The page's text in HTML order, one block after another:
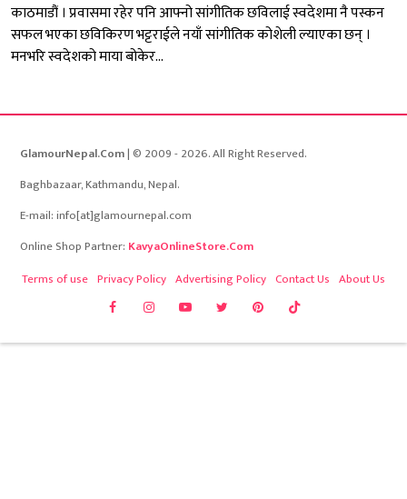
काठमाडौं । प्रवासमा रहेर पनि आफ्नो सांगीतिक छविलाई स्वदेशमा नै पस्कन
सफल भएका छविकिरण भट्टराईले नयाँ सांगीतिक कोशेली ल्याएका छन् ।
मनभरि स्वदेशको माया बोकेर...
GlamourNepal.Com| © 2009 - 2026. All Right Reserved.
Baghbazaar, Kathmandu, Nepal.
E-mail: info[at]glamournepal.com
Online Shop Partner: KavyaOnlineStore.Com
Terms of use Privacy Policy Advertising Policy Contact Us About Us